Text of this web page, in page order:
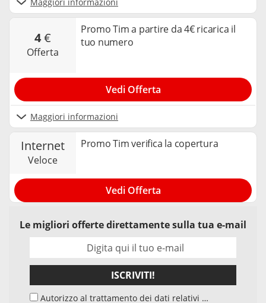
4€
offerta
Promo Tim a partire da 4€ ricarica il
tuo numero
Maggiori informazioni
Vedi Offerta
internet
veloce
Promo Tim verifica la copertura
Vedi Offerta
Le migliori offerte direttamente sulla tua e-mail
ISCRIVITI!